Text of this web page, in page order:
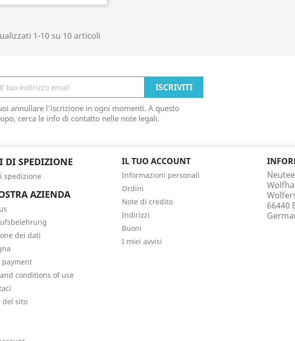
1-10 su 10 articoli
annullare l'iscrizione in ogni momenti. A questo
cerca le info di contatto nelle note legali.
DI SPEDIZIONE
spedizione
AZIENDA
dei dati
payment
conditions of use
del sito
IL TUO ACCOUNT
Informazioni personali
Ordini
Note di credito
Indirizzi
Buoni
I miei avvisi
66440